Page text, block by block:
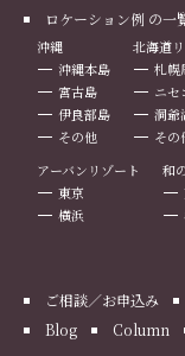
ロケーション例 の一
沖縄
沖縄本島
宮古島
伊良部島
その他
北海道
札幌
ニセ
洞爺
その
アーバンリゾート
東京
横浜
和
ご相談／お申込み
Blog
Column